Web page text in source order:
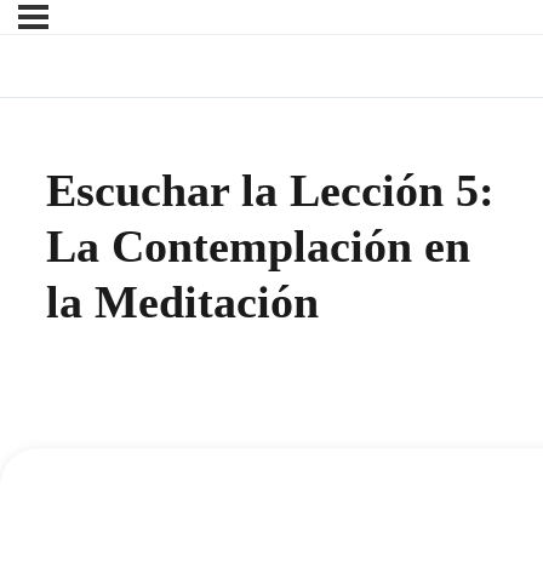
Escuchar la Lección 5:
La Contemplación en
la Meditación